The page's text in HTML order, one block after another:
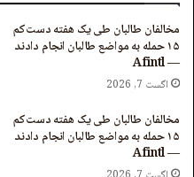
مخالفان طالبان طی یک هفته دست‌کم
۱۵ حمله به مواضع طالبان انجام دادند
— Afintl
اگست 7, 2026
مخالفان طالبان طی یک هفته دست‌کم
۱۵ حمله به مواضع طالبان انجام دادند
— Afintl